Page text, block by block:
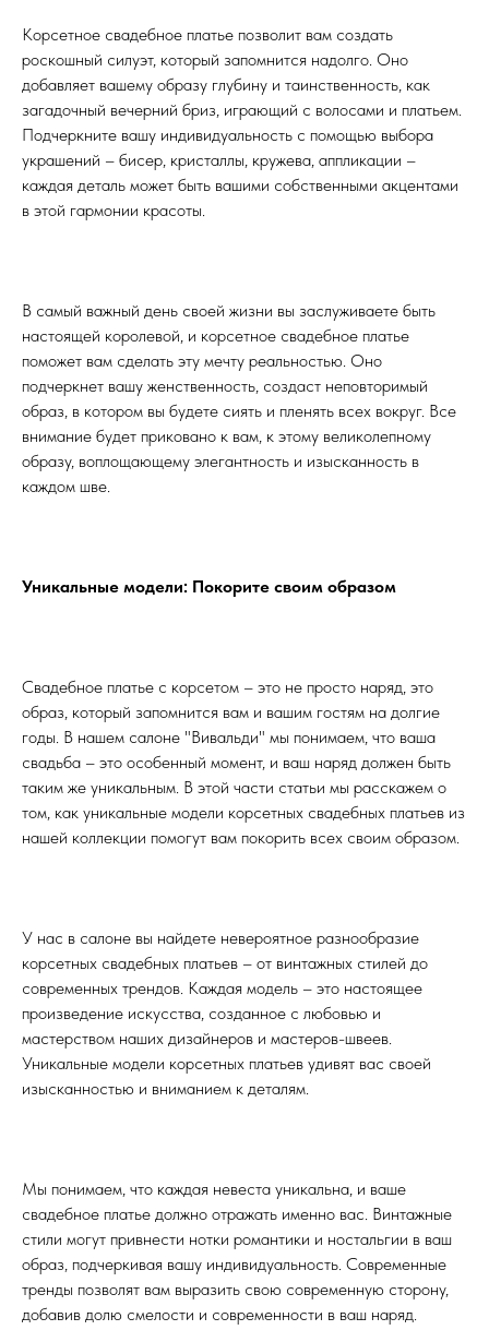
Корсетное свадебное платье позволит вам создать
роскошный силуэт, который запомнится надолго. Оно
добавляет вашему образу глубину и таинственность, как
загадочный вечерний бриз, играющий с волосами и платьем.
Подчеркните вашу индивидуальность с помощью выбора
украшений – бисер, кристаллы, кружева, аппликации –
каждая деталь может быть вашими собственными акцентами
в этой гармонии красоты.
В самый важный день своей жизни вы заслуживаете быть
настоящей королевой, и корсетное свадебное платье
поможет вам сделать эту мечту реальностью. Оно
подчеркнет вашу женственность, создаст неповторимый
образ, в котором вы будете сиять и пленять всех вокруг. Все
внимание будет приковано к вам, к этому великолепному
образу, воплощающему элегантность и изысканность в
каждом шве.
Уникальные модели: Покорите своим образом
Свадебное платье с корсетом – это не просто наряд, это
образ, который запомнится вам и вашим гостям на долгие
годы. В нашем салоне "Вивальди" мы понимаем, что ваша
свадьба – это особенный момент, и ваш наряд должен быть
таким же уникальным. В этой части статьи мы расскажем о
том, как уникальные модели корсетных свадебных платьев из
нашей коллекции помогут вам покорить всех своим образом.
У нас в салоне вы найдете невероятное разнообразие
корсетных свадебных платьев – от винтажных стилей до
современных трендов. Каждая модель – это настоящее
произведение искусства, созданное с любовью и
мастерством наших дизайнеров и мастеров-швеев.
Уникальные модели корсетных платьев удивят вас своей
изысканностью и вниманием к деталям.
Мы понимаем, что каждая невеста уникальна, и ваше
свадебное платье должно отражать именно вас. Винтажные
стили могут привнести нотки романтики и ностальгии в ваш
образ, подчеркивая вашу индивидуальность. Современные
тренды позволят вам выразить свою современную сторону,
добавив долю смелости и современности в ваш наряд.